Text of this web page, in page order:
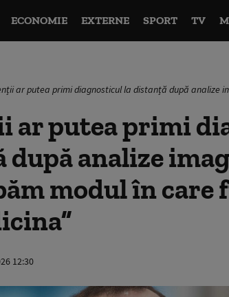
ECONOMIE EXTERNE SPORT TV
ar putea primi diagnosticul la distanță după analize
ar putea primi
analize
modul în care
12:30